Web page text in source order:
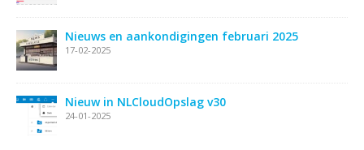
Nieuws en aankondigingen februari 2025
17-02-2025
Nieuw in NLCloudOpslag v30
24-01-2025